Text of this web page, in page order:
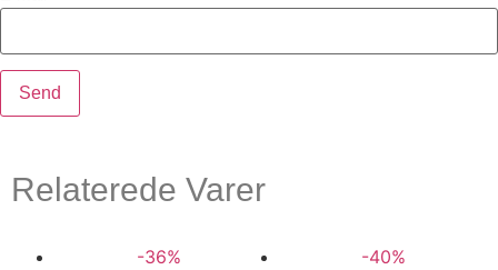
Relaterede Varer
-36% -40%